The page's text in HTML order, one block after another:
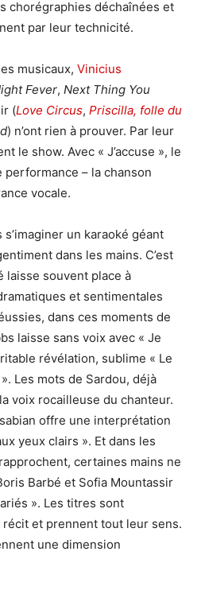
chorégraphies déchaînées et
par leur technicité.
musicaux, Vinicius
Fever, Next Thing You
(Love Circus, Priscilla, folle du
) n’ont rien à prouver. Par leur
le show. Avec « J’accuse », le
– la chanson
vocale.
un karaoké géant
dans les mains. C’est
laisse souvent place à
et sentimentales
dans ces moments de
laisse sans voix avec « Je
révélation, sublime « Le
Les mots de Sardou, déjà
voix rocailleuse du chanteur.
offre une interprétation
yeux clairs ». Et dans les
certaines mains ne
Barbé et Sofia Mountassir
». Les titres sont
et prennent tout leur sens.
une dimension